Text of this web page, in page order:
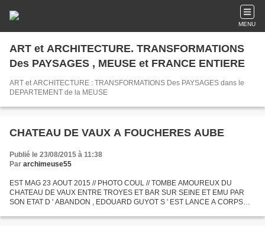
MENU
ART et ARCHITECTURE. TRANSFORMATIONS
Des PAYSAGES , MEUSE et FRANCE ENTIERE
ART et ARCHITECTURE : TRANSFORMATIONS Des PAYSAGES dans le
DEPARTEMENT de la MEUSE
CHATEAU DE VAUX A FOUCHERES AUBE
Publié le 23/08/2015 à 11:38
Par archimeuse55
EST MAG 23 AOUT 2015 // PHOTO COUL // TOMBE AMOUREUX DU
CHATEAU DE VAUX ENTRE TROYES ET BAR SUR SEINE ET EMU PAR
SON ETAT D ' ABANDON , EDOUARD GUYOT S ' EST LANCE A CORPS
AUTOMNE 2014 . QUELQUES...